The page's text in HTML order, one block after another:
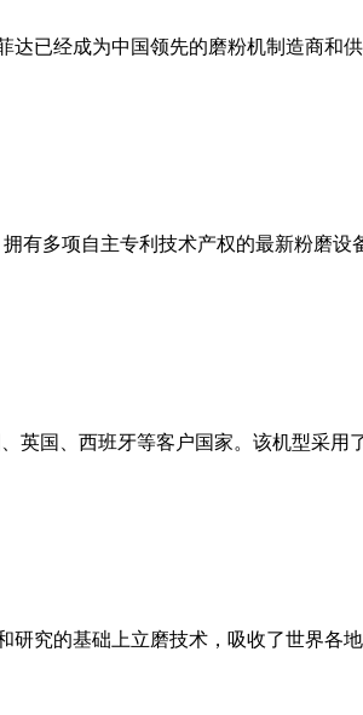
已经成为中国领先的磨粉机制造商和
有多项自主专利技术产权的最新粉磨
英国、西班牙等客户国家。该机型采
究的基础上立磨技术，吸收了世界各